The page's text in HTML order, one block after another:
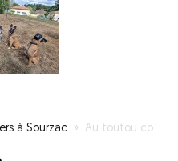
à Sourzac » Au toutou confort chez Aurore